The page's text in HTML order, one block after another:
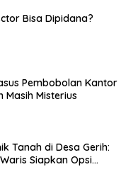
Bisa Dipidana?
Pembobolan Kantor
Masih Misterius
Tanah di Desa Gerih:
Siapkan Opsi